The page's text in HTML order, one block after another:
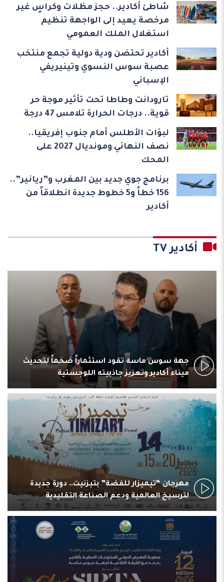
شاطئ أكادير.. حجز مظلات وكراسٍ غير
مرخصة يعيد إلى الواجهة تنظيم
استغلال الملك العمومي
أكادير تحتضن ودية دولية تجمع منتخب
عصبة سوس النسوي وتينيريفي
الإسباني
تارودانت وطاطا تحت تأثير موجة حر
قوية.. درجات الحرارة تلامس 47 درجة
لبؤات الأطلس أمام جنوب إفريقيا..
نصف النهائي ومونديال 2027 على
المحك
برنامج جوي جديد بين المغرب و”ريانير”..
156 خطاً و5 خطوط جديدة انطلاقاً من
أكادير
أكادير TV
جهة سوس ماسة تقود استثماراً ضخماً لتحديث
ميناء أكادير وتعزيز جاذبيته اللوجستية
مهرجان “تيميزار للفضة” بتيزنيت.. دورة جديدة
لترسيخ العالمية ودعم الصناعة التقليدية